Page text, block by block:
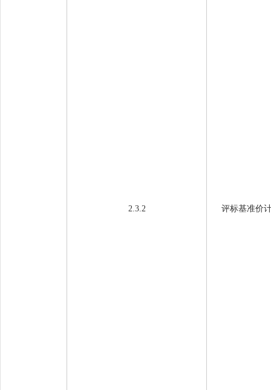
2.3.2 评标基准价